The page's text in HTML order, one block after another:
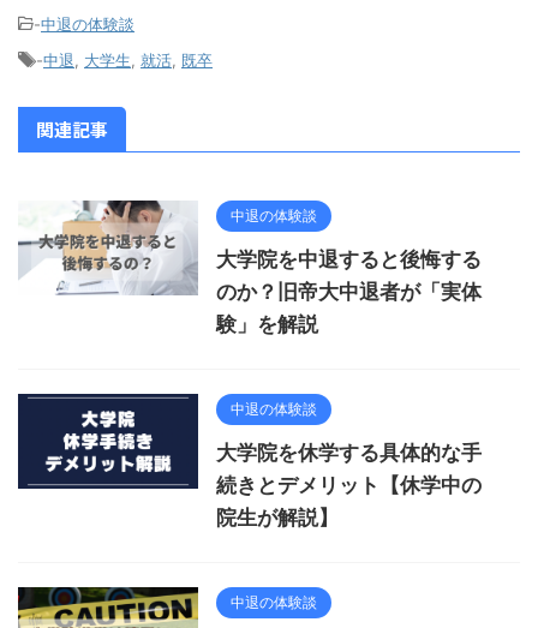
-中退の体験談
-中退 大学生 就活 既卒
関連記事
中退の体験談
大学院を中退すると後悔する
のか？旧帝大中退者が「実体
験」を解説
中退の体験談
大学院を休学する具体的な手
続きとデメリット【休学中の
院生が解説】
中退の体験談